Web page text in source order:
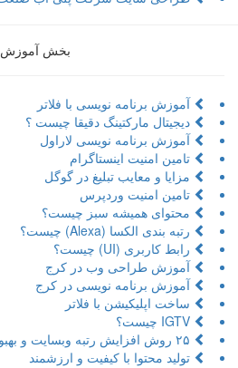
بخش آموزش
آموزش برنامه نویسی با فلاتر
دیجیتال مارکتینگ دقیقا چیست ؟
آموزش برنامه نویسی لاراول
تامین امنیت اینستاگرام
مزایا و معایب تبلیغ در گوگل
تامین امنیت وردپرس
محتوای همیشه سبز چیست؟
رتبه بندی الکسا (Alexa) چیست؟
رابط کاربری (UI) چیست؟
آموزش طراحی وب در کرج
آموزش برنامه نویسی در کرج
ساخت اپلیکیشن با فلاتر
IGTV چیست؟
۲۵ روش افزایش رتبه وبسایت و بهبود SEO آن
تولید محتوا با کیفیت و ارزشمند